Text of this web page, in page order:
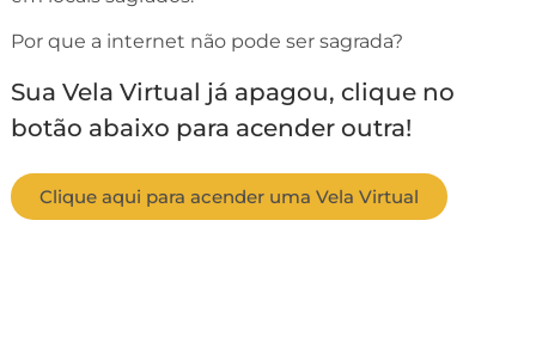
Por que a internet não pode ser sagrada?
Sua Vela Virtual já apagou, clique no
botão abaixo para acender outra!
Clique aqui para acender uma Vela Virtual